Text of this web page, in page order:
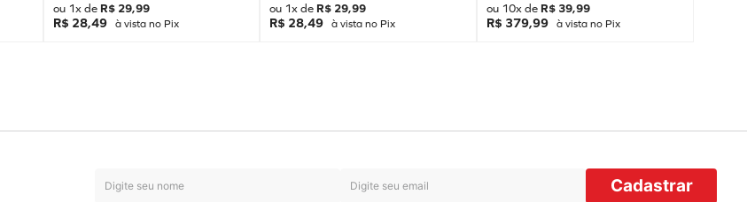
ou 1x de R$ 29,99
R$ 28,49 à vista no Pix
ou 1x de R$ 29,99
R$ 28,49 à vista no Pix
ou 10x de R$ 39,99
R$ 379,99 à vista no Pix
Cadastrar